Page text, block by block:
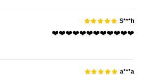
S***h
❤️❤️❤️❤️❤️❤️❤️❤️❤️❤️❤️❤️
a***a